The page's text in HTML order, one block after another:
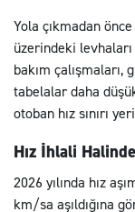
Yola çıkmadan önce
üzerindeki
bakım çalışmaları,
tabelalar daha
otoban hız sınırı
Hız İhlali
2026 yılında hız
km/sa aşıldığına